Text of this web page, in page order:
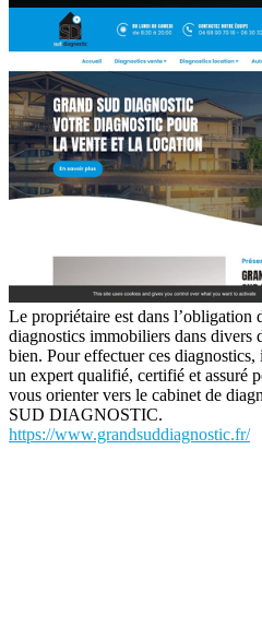
Le propriétaire est dans l’obligation
diagnostics immobiliers dans divers
bien. Pour effectuer ces
un expert qualifié, certifié et assuré
vous orienter vers le cabinet de
SUD DIAGNOSTIC.
https://www.grandsuddiagnostic.fr/